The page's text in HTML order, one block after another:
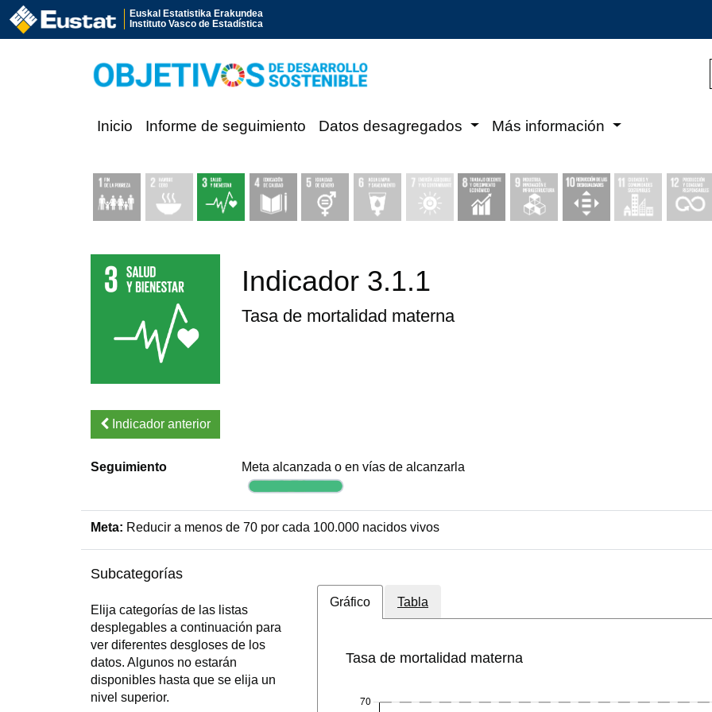
Euskal Estatistika Erakundea
Instituto Vasco de Estadística
Inicio Informe de seguimiento Datos desagregados Más información
Indicador 3.1.1
Tasa de mortalidad materna
Indicador anterior
Seguimiento Meta alcanzada o en vías de alcanzarla
Meta: Reducir a menos de 70 por cada 100.000 nacidos vivos
Subcategorías
Elija categorías de las listas
desplegables a continuación para
ver diferentes desgloses de los
datos. Algunos no estarán
disponibles hasta que se elija un
nivel superior.
Gráfico Tabla
Tasa de mortalidad materna